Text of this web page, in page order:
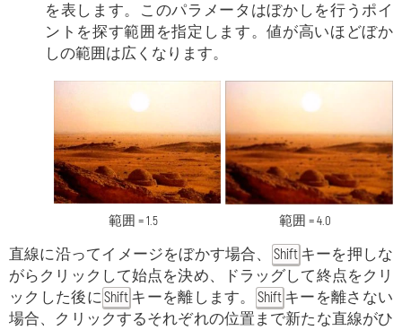
を表します。このパラメータはぼかしを行うポイ
ントを探す範囲を指定します。値が高いほどぼか
しの範囲は広くなります。
範囲 = 1.5 範囲 = 4.0
直線に沿ってイメージをぼかす場合、 Shift キーを押しな
がらクリックして始点を決め、ドラッグして終点をクリ
ックした後にShift キーを離します。 Shift キーを離さない
場合、クリックするそれぞれの位置まで新たな直線がひ